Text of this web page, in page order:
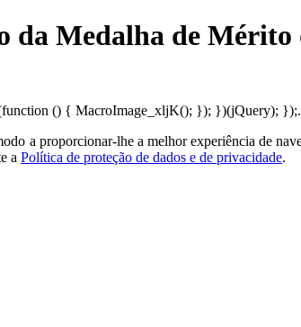
Medalha de Mérito
() { MacroImage_xljK(); }); })(jQuery);
a proporcionar-lhe a melhor experiência de
a Política de proteção de dados e de privacidade.